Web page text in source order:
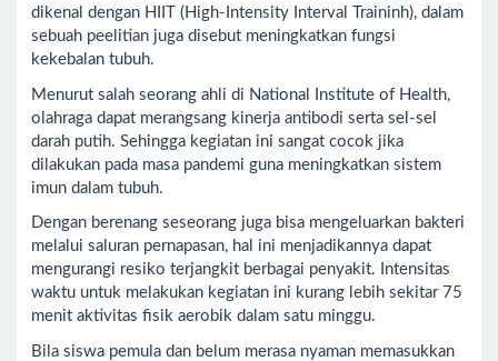
dikenal dengan HIIT (High-Intensity Interval Traininh), dalam
sebuah peelitian juga disebut meningkatkan fungsi
kekebalan tubuh.
Menurut salah seorang ahli di National Institute of Health,
olahraga dapat merangsang kinerja antibodi serta sel-sel
darah putih. Sehingga kegiatan ini sangat cocok jika
dilakukan pada masa pandemi guna meningkatkan sistem
imun dalam tubuh.
Dengan berenang seseorang juga bisa mengeluarkan bakteri
melalui saluran pernapasan, hal ini menjadikannya dapat
mengurangi resiko terjangkit berbagai penyakit. Intensitas
waktu untuk melakukan kegiatan ini kurang lebih sekitar 75
menit aktivitas fisik aerobik dalam satu minggu.
Bila siswa pemula dan belum merasa nyaman memasukkan